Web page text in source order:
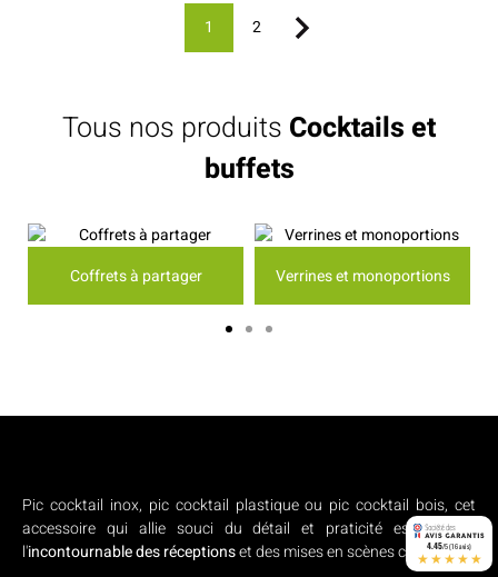
1 2
Tous nos produits Cocktails et
buffets
Coffrets à partager Verrines et monoportions
Pic cocktail inox, pic cocktail plastique ou pic cocktail bois, cet
accessoire qui allie souci du détail et praticité est devenu
l'incontournable des réceptionset des mises en scènes culinaires.
4.45/5 (16 avis)
★★★★★